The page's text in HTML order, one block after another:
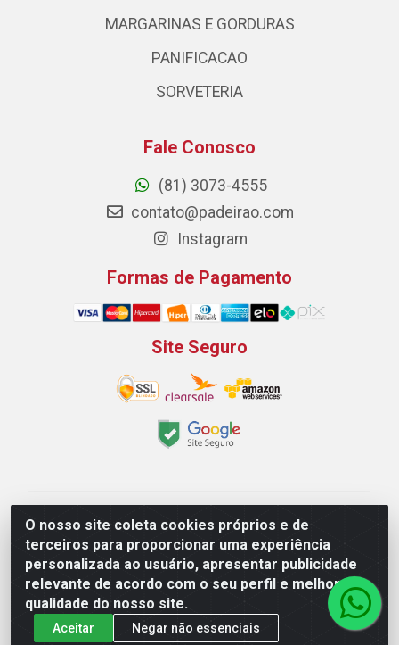
O nosso site coleta cookies próprios e de
terceiros para proporcionar uma experiência
personalizada ao usuário, apresentar publicidade
relevante de acordo com o seu perfil e melhorar a
qualidade do nosso site.
Aceitar Negar não essenciais
MARGARINAS E GORDURAS
PANIFICACAO
SORVETERIA
Fale Conosco
(81) 3073-4555
contato@padeirao.com
Instagram
Formas de Pagamento
Site Seguro
Padeirão Comércio de Produtos Para Panificação LTDA
- Rodovia Empresario João Santos Filho, 2425, Gp B1 Bl.
02 - Muribeca, Jaboatão dos Guararapes/PE - CEP
54.350-100 - CNPJ 03.042.263/0001-51